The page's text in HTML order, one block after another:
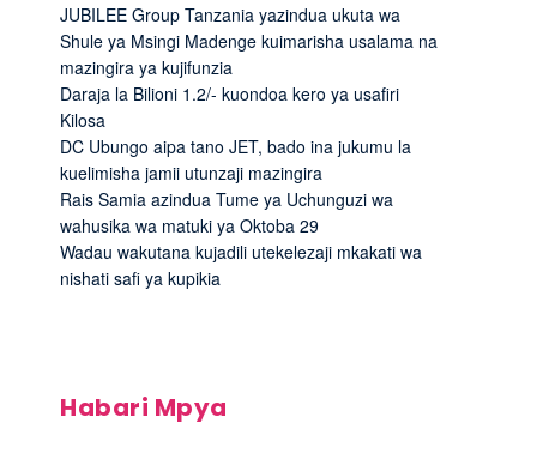
JUBILEE Group Tanzania yazindua ukuta wa
Shule ya Msingi Madenge kuimarisha usalama na
mazingira ya kujifunzia
Daraja la Bilioni 1.2/- kuondoa kero ya usafiri
Kilosa
DC Ubungo aipa tano JET, bado ina jukumu la
kuelimisha jamii utunzaji mazingira
Rais Samia azindua Tume ya Uchunguzi wa
wahusika wa matuki ya Oktoba 29
Wadau wakutana kujadili utekelezaji mkakati wa
nishati safi ya kupikia
Habari Mpya